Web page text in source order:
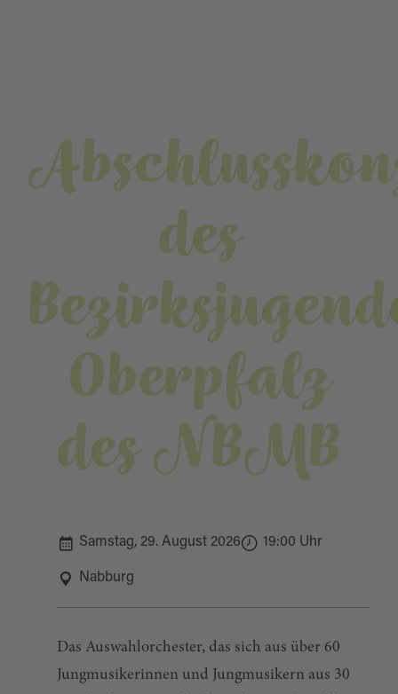
des
Oberpfalz
des NBMB
Samstag, 29. August 2026 19:00 Uhr
Nabburg
Das Auswahlorchester, das sich aus über 60
Jungmusikerinnen und Jungmusikern aus 30